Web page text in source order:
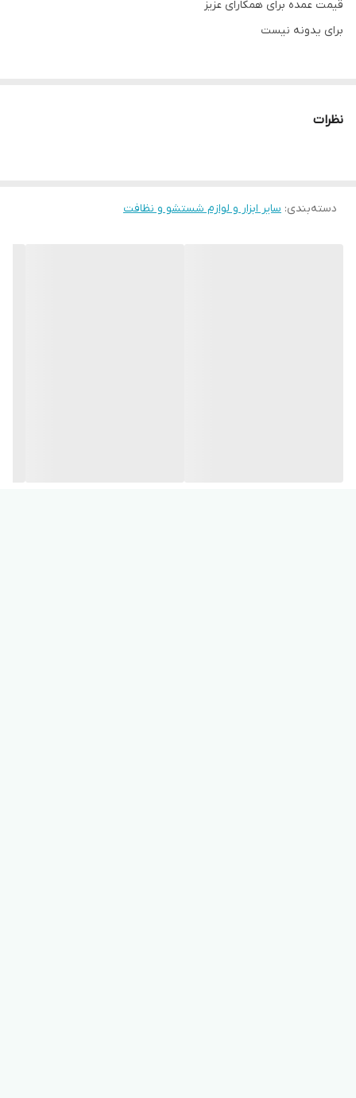
قیمت عمده برای همکارای عزیز
برای یدونه نیست
نظرات
دسته‌بندی: سایر ابزار و لوازم شستشو و نظافت